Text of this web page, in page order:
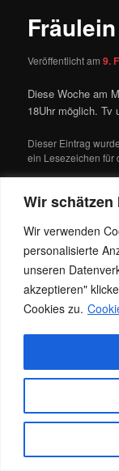
Wir
Wir verwenden
personalisierte
unseren
akzeptieren"
Cookies zu.
Veröffentlicht am9.
Diese Woche am
18Uhr möglich. Tv
Dieser Eintrag
ein Lesezeichen für